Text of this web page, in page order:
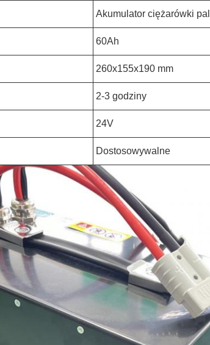
Akumulator ciężarówki
60Ah
260x155x190 mm
2-3 godziny
24V
Dostosowywalne